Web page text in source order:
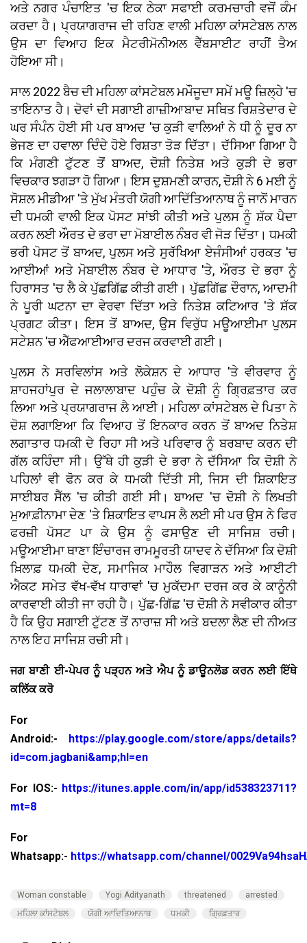
ਅਤੇ ਨਗਰ ਪੰਚਾਇਤ 'ਚ ਇਕ ਠੇਕਾ ਸਫਾਈ ਕਰਮਚਾਰੀ ਵਜੋਂ ਕੰਮ
ਕਰਦਾ ਹੈ। ਪ੍ਰਯਾਗਰਾਜ ਦੀ ਰਹਿਣ ਵਾਲੀ ਮਹਿਲਾ ਕਾਂਸਟੇਬਲ ਨਾਲ
ਉਸ ਦਾ ਵਿਆਹ ਇਕ ਮੈਟਰੀਮੋਨੀਅਲ ਵੈੱਬਸਾਈਟ ਰਾਹੀਂ ਤੈਅ
ਹੋਇਆ ਸੀ।
ਸਾਲ 2022 ਬੈਚ ਦੀ ਮਹਿਲਾ ਕਾਂਸਟੇਬਲ ਮਮੌਜੂਦਾ ਸਮੇਂ ਮਊ ਜ਼ਿਲ੍ਹੇ 'ਚ
ਤਾਇਨਾਤ ਹੈ। ਦੋਵਾਂ ਦੀ ਸਗਾਈ ਗਾਜ਼ੀਆਬਾਦ ਸਥਿਤ ਰਿਸ਼ਤੇਦਾਰ ਦੇ
ਘਰ ਸੰਪੰਨ ਹੋਈ ਸੀ ਪਰ ਬਾਅਦ 'ਚ ਕੁੜੀ ਵਾਲਿਆਂ ਨੇ ਧੀ ਨੂੰ ਦੂਰ ਨਾ
ਭੇਜਣ ਦਾ ਹਵਾਲਾ ਦਿੰਦੇ ਹੋਏ ਰਿਸ਼ਤਾ ਤੋੜ ਦਿੱਤਾ। ਦੱਸਿਆ ਗਿਆ ਹੈ
ਕਿ ਮੰਗਣੀ ਟੁੱਟਣ ਤੋਂ ਬਾਅਦ, ਦੋਸ਼ੀ ਨਿਤੇਸ਼ ਅਤੇ ਕੁੜੀ ਦੇ ਭਰਾ
ਵਿਚਕਾਰ ਝਗੜਾ ਹੋ ਗਿਆ। ਇਸ ਦੁਸ਼ਮਣੀ ਕਾਰਨ, ਦੋਸ਼ੀ ਨੇ 6 ਮਈ ਨੂੰ
ਸੋਸ਼ਲ ਮੀਡੀਆ 'ਤੇ ਮੁੱਖ ਮੰਤਰੀ ਯੋਗੀ ਆਦਿੱਤਿਆਨਾਥ ਨੂੰ ਜਾਨੋਂ ਮਾਰਨ
ਦੀ ਧਮਕੀ ਵਾਲੀ ਇਕ ਪੋਸਟ ਸਾਂਝੀ ਕੀਤੀ ਅਤੇ ਪੁਲਸ ਨੂੰ ਸ਼ੱਕ ਪੈਦਾ
ਕਰਨ ਲਈ ਔਰਤ ਦੇ ਭਰਾ ਦਾ ਮੋਬਾਈਲ ਨੰਬਰ ਵੀ ਜੋੜ ਦਿੱਤਾ। ਧਮਕੀ
ਭਰੀ ਪੋਸਟ ਤੋਂ ਬਾਅਦ, ਪੁਲਸ ਅਤੇ ਸੁਰੱਖਿਆ ਏਜੰਸੀਆਂ ਹਰਕਤ 'ਚ
ਆਈਆਂ ਅਤੇ ਮੋਬਾਈਲ ਨੰਬਰ ਦੇ ਆਧਾਰ 'ਤੇ, ਔਰਤ ਦੇ ਭਰਾ ਨੂੰ
ਹਿਰਾਸਤ 'ਚ ਲੈ ਕੇ ਪੁੱਛਗਿੱਛ ਕੀਤੀ ਗਈ। ਪੁੱਛਗਿੱਛ ਦੌਰਾਨ, ਆਦਮੀ
ਨੇ ਪੂਰੀ ਘਟਨਾ ਦਾ ਵੇਰਵਾ ਦਿੱਤਾ ਅਤੇ ਨਿਤੇਸ਼ ਕਟਿਆਰ 'ਤੇ ਸ਼ੱਕ
ਪ੍ਰਗਟ ਕੀਤਾ। ਇਸ ਤੋਂ ਬਾਅਦ, ਉਸ ਵਿਰੁੱਧ ਮਊਆਈਮਾ ਪੁਲਸ
ਸਟੇਸ਼ਨ 'ਚ ਐੱਫਆਈਆਰ ਦਰਜ ਕਰਵਾਈ ਗਈ।
ਪੁਲਸ ਨੇ ਸਰਵਿਲਾਂਸ ਅਤੇ ਲੋਕੇਸ਼ਨ ਦੇ ਆਧਾਰ 'ਤੇ ਵੀਰਵਾਰ ਨੂੰ
ਸ਼ਾਹਜਹਾਂਪੁਰ ਦੇ ਜਲਾਲਾਬਾਦ ਪਹੁੰਚ ਕੇ ਦੋਸ਼ੀ ਨੂੰ ਗ੍ਰਿਫ਼ਤਾਰ ਕਰ
ਲਿਆ ਅਤੇ ਪ੍ਰਯਾਗਰਾਜ ਲੈ ਆਈ। ਮਹਿਲਾ ਕਾਂਸਟੇਬਲ ਦੇ ਪਿਤਾ ਨੇ
ਦੋਸ਼ ਲਗਾਇਆ ਕਿ ਵਿਆਹ ਤੋਂ ਇਨਕਾਰ ਕਰਨ ਤੋਂ ਬਾਅਦ ਨਿਤੇਸ਼
ਲਗਾਤਾਰ ਧਮਕੀ ਦੇ ਰਿਹਾ ਸੀ ਅਤੇ ਪਰਿਵਾਰ ਨੂੰ ਬਰਬਾਦ ਕਰਨ ਦੀ
ਗੱਲ ਕਹਿੰਦਾ ਸੀ। ਉੱਥੇ ਹੀ ਕੁੜੀ ਦੇ ਭਰਾ ਨੇ ਦੱਸਿਆ ਕਿ ਦੋਸ਼ੀ ਨੇ
ਪਹਿਲਾਂ ਵੀ ਫੋਨ ਕਰ ਕੇ ਧਮਕੀ ਦਿੱਤੀ ਸੀ, ਜਿਸ ਦੀ ਸ਼ਿਕਾਇਤ
ਸਾਈਬਰ ਸੈੱਲ 'ਚ ਕੀਤੀ ਗਈ ਸੀ। ਬਾਅਦ 'ਚ ਦੋਸ਼ੀ ਨੇ ਲਿਖਤੀ
ਮੁਆਫ਼ੀਨਾਮਾ ਦੇਣ 'ਤੇ ਸ਼ਿਕਾਇਤ ਵਾਪਸ ਲੈ ਲਈ ਸੀ ਪਰ ਉਸ ਨੇ ਫਿਰ
ਫਰਜ਼ੀ ਪੋਸਟ ਪਾ ਕੇ ਉਸ ਨੂੰ ਫਸਾਉਣ ਦੀ ਸਾਜਿਸ਼ ਰਚੀ।
ਮਊਆਈਮਾ ਥਾਣਾ ਇੰਚਾਰਜ ਰਾਮਮੂਰਤੀ ਯਾਦਵ ਨੇ ਦੱਸਿਆ ਕਿ ਦੋਸ਼ੀ
ਖ਼ਿਲਾਫ਼ ਧਮਕੀ ਦੇਣ, ਸਮਾਜਿਕ ਮਾਹੌਲ ਵਿਗਾੜਨ ਅਤੇ ਆਈਟੀ
ਐਕਟ ਸਮੇਤ ਵੱਖ-ਵੱਖ ਧਾਰਾਵਾਂ 'ਚ ਮੁਕੱਦਮਾ ਦਰਜ ਕਰ ਕੇ ਕਾਨੂੰਨੀ
ਕਾਰਵਾਈ ਕੀਤੀ ਜਾ ਰਹੀ ਹੈ। ਪੁੱਛ-ਗਿੱਛ 'ਚ ਦੋਸ਼ੀ ਨੇ ਸਵੀਕਾਰ ਕੀਤਾ
ਹੈ ਕਿ ਉਹ ਸਗਾਈ ਟੁੱਟਣ ਤੋਂ ਨਾਰਾਜ਼ ਸੀ ਅਤੇ ਬਦਲਾ ਲੈਣ ਦੀ ਨੀਅਤ
ਨਾਲ ਇਹ ਸਾਜਿਸ਼ ਰਚੀ ਸੀ।
ਜਗ ਬਾਣੀ ਈ-ਪੇਪਰ ਨੂੰ ਪੜ੍ਹਨ ਅਤੇ ਐਪ ਨੂੰ ਡਾਊਨਲੋਡ ਕਰਨ ਲਈ ਇੱਥੇ
ਕਲਿੱਕ ਕਰੋ
For
Android:-
https://play.google.com/store/apps/details?
id=com.jagbani&amp;hl=en
For IOS:- https://itunes.apple.com/in/app/id538323711?
mt=8
For
Whatsapp:- https://whatsapp.com/channel/
Woman constable Yogi Adityanath threatened
arrested
ਮਹਿਲਾ ਕਾਂਸਟੇਬਲ
ਯੋਗੀ ਆਦਿਤਿਆਨਾਥ ਧਮਕੀ ਗ੍ਰਿਫ਼ਤਾਰ